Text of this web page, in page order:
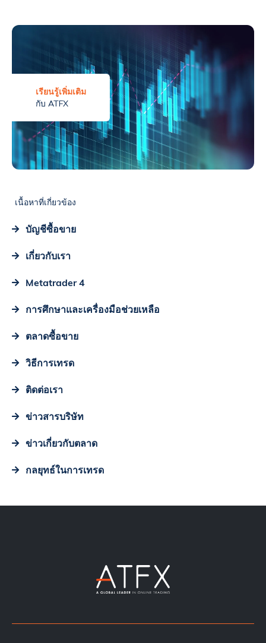
เรียนรู้เพิ่มเติม
กับ ATFX
เนื้อหาที่เกี่ยวข้อง
บัญชีซื้อขาย
เกี่ยวกับเรา
Metatrader 4
การศึกษาและเครื่องมือช่วยเหลือ
ตลาดซื้อขาย
วิธีการเทรด
ติดต่อเรา
ข่าวสารบริษัท
ข่าวเกี่ยวกับตลาด
กลยุทธ์ในการเทรด